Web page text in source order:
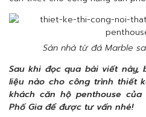
Sàn nhà từ đá Marble
Sau khi đọc qua bài viết này,
liệu nào cho công trình thiết
khách căn hộ penthouse
Phố Gia để được tư vấn nhé!